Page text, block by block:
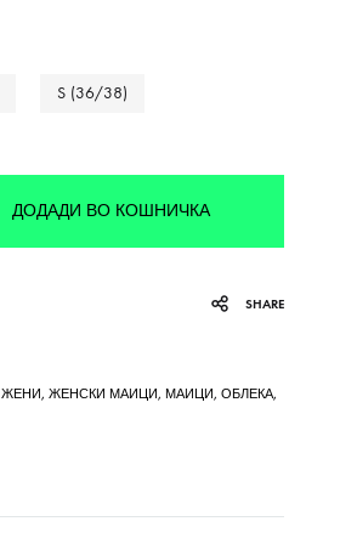
S (36/38)
ДОДАДИ ВО КОШНИЧКА
SHARE
ЖЕНИ, ЖЕНСКИ МАИЦИ, МАИЦИ, ОБЛЕКА,